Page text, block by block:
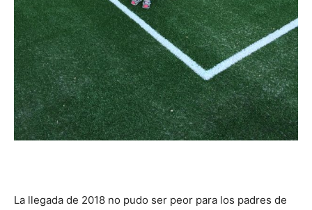
La llegada de 2018 no pudo ser peor para los padres de